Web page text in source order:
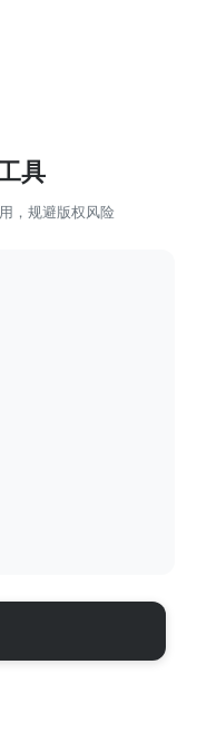
具
，规避版权风险